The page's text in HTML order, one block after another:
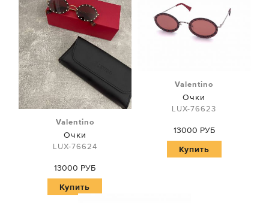
Valentino
Очки
LUX-76624
13000 РУБ
Купить
Valentino
Очки
LUX-76623
13000 РУБ
Купить